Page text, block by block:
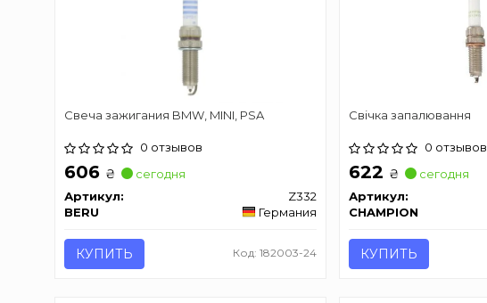
Свеча зажигания BMW, MINI, PSA
0 отзывов
606 ₴
сегодня
Артикул:
Z332
BERU
Германия
КУПИТЬ Код: 182003-24
Свічка запалювання
0 отзывов
622 ₴
сегодня
Артикул:
CHAMPION
КУПИТЬ